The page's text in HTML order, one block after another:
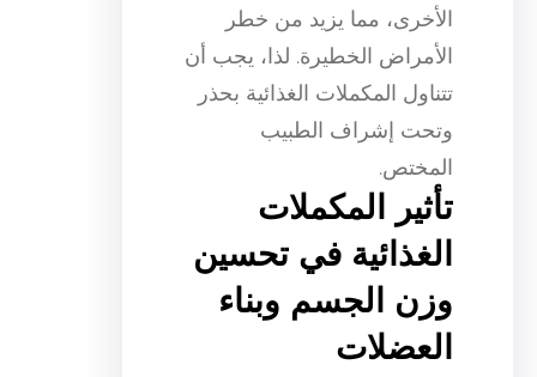
الأخرى، مما يزيد من خطر
الأمراض الخطيرة. لذا، يجب أن
تتناول المكملات الغذائية بحذر
وتحت إشراف الطبيب
المختص.
تأثير المكملات
الغذائية في تحسين
وزن الجسم وبناء
العضلات